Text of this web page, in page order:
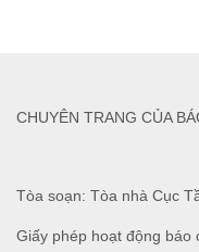
Tòa soạn: Tòa nhà Cục
Giấy phép hoạt động báo
CHUYÊN TRANG CỦA